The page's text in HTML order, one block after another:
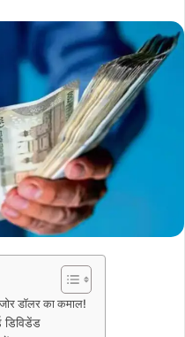
डॉलर का कमाल!
डिविडेंड